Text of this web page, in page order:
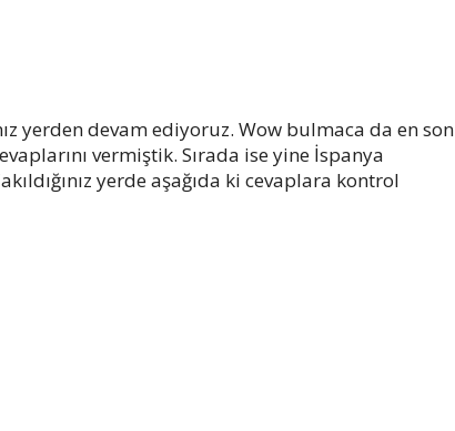
yerden devam ediyoruz. Wow bulmaca da en son
vermiştik. Sırada ise yine İspanya
yerde aşağıda ki cevaplara kontrol